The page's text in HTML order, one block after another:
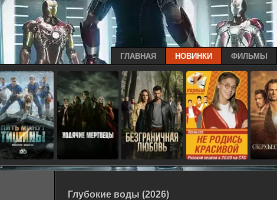
Глубокие воды (2026)
ГЛАВНАЯ НОВИНКИ ФИЛЬМЫ